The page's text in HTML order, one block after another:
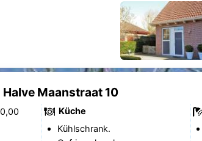
Maanstraat 10
Küche
Kühlschrank.